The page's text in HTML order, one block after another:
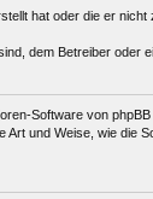
hat oder die er
dem Betreiber oder
Software von
und Weise, wie die